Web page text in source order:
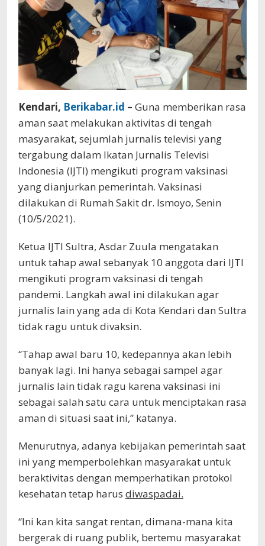
Kendari, Berikabar.id – Guna memberikan rasa
aman saat melakukan aktivitas di tengah
masyarakat, sejumlah jurnalis televisi yang
tergabung dalam Ikatan Jurnalis Televisi
Indonesia (IJTI) mengikuti program vaksinasi
yang dianjurkan pemerintah. Vaksinasi
dilakukan di Rumah Sakit dr. Ismoyo, Senin
(10/5/2021).
Ketua IJTI Sultra, Asdar Zuula mengatakan
untuk tahap awal sebanyak 10 anggota dari IJTI
mengikuti program vaksinasi di tengah
pandemi. Langkah awal ini dilakukan agar
jurnalis lain yang ada di Kota Kendari dan Sultra
tidak ragu untuk divaksin.
“Tahap awal baru 10, kedepannya akan lebih
banyak lagi. Ini hanya sebagai sampel agar
jurnalis lain tidak ragu karena vaksinasi ini
sebagai salah satu cara untuk menciptakan rasa
aman di situasi saat ini,” katanya.
Menurutnya, adanya kebijakan pemerintah saat
ini yang memperbolehkan masyarakat untuk
beraktivitas dengan memperhatikan protokol
kesehatan tetap harus diwaspadai.
“Ini kan kita sangat rentan, dimana-mana kita
bergerak di ruang publik, bertemu masyarakat